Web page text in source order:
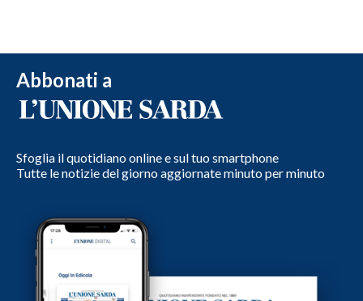
Abbonati a
Sfoglia il quotidiano online e sul tuo smartphone
Tutte le notizie del giorno aggiornate minuto per minuto